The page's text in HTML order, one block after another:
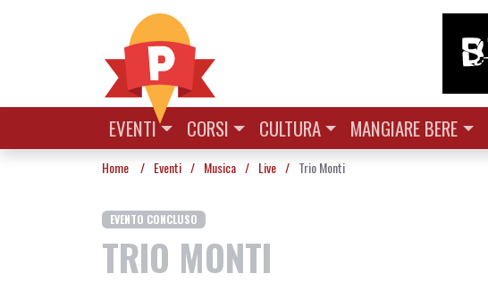
EVENTI CORSI CULTURA MANGIARE BERE
Home / Eventi / Musica / Live / Trio Monti
EVENTO CONCLUSO
TRIO MONTI